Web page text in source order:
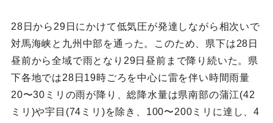
28日から29日にかけて低気圧が発達しながら相次いで
対馬海峡と九州中部を通った。このため、県下は28日
昼前から全域で雨となり29日昼前まで降り続いた。県
下各地では28日19時ごろを中心に雷を伴い時間雨量
20〜30ミリの雨が降り、総降水量は県南部の蒲江(42
ミリ)や宇目(74ミリ)を除き、100〜200ミリに達し、4